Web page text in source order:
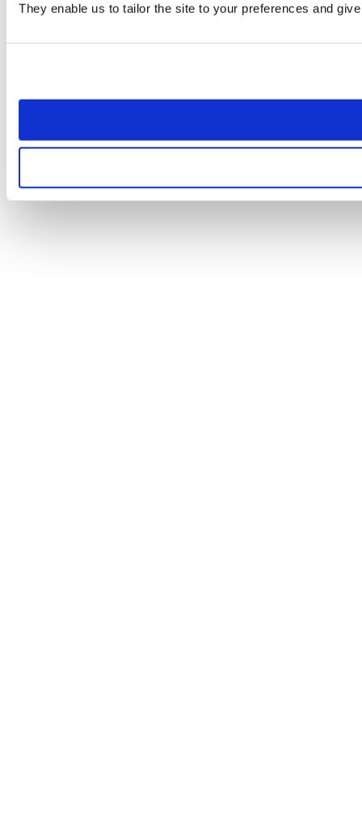
They enable us to tailor the site to your preferences and